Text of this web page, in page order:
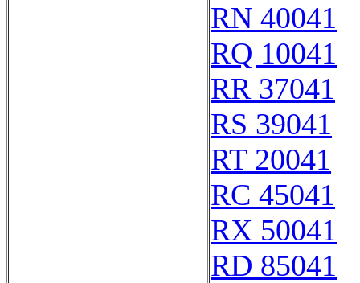
RN 40041
RQ 10041
RR 37041
RS 39041
RT 20041
RC 45041
RX 50041
RD 85041